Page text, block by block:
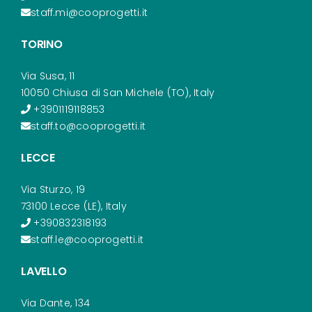
staff.mi@cooprogetti.it
TORINO
Via Susa, 11
10050 Chiusa di San Michele (TO), Italy
+3901119118853
staff.to@cooprogetti.it
LECCE
Via Sturzo, 19
73100 Lecce (LE), Italy
+390832318193
staff.le@cooprogetti.it
LAVELLO
Via Dante, 134